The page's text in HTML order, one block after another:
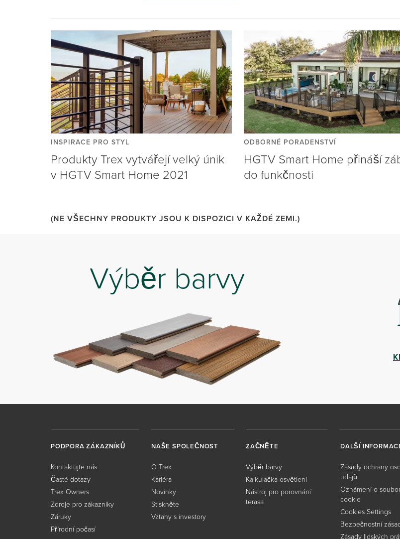
INSPIRACE PRO STYL
Produkty Trex vytvářejí velký únik
v HGTV Smart Home 2021
ODBORNÉ PORADENSTVÍ
HGTV Smart Home přináší
do funkčnosti
(NE VŠECHNY PRODUKTY JSOU K DISPOZICI V KAŽDÉ ZEMI.)
Výběr barvy
PODPORA ZÁKAZNÍKŮ
Kontaktujte nás
Časté dotazy
Trex Owners
Zdroje pro zákazníky
Záruky
Přírodní počasí
NAŠE SPOLEČNOST
O Trex
Kariéra
Novinky
Stiskněte
Vztahy s investory
ZAČNĚTE
Výběr barvy
Kalkulačka osvětlení
Nástroj pro porovnání
terasa
DALŠÍ
Zásady ochrany
údajů
Oznámení o
cookie
Cookies Settings
Bezpečnostní
Zásady lidských